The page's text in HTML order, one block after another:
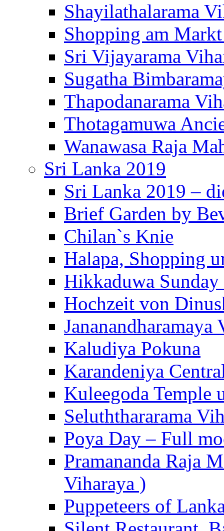
Shayilathalarama
Shopping am
Sri Vijayarama
Sugatha
Thapodanarama
Thotagamuwa
Wanawasa Raja
Sri Lanka 2019
Sri Lanka 2019 –
Brief Garden by
Chilan`s Knie
Halapa, Shopping
Hikkaduwa
Hochzeit von
Jananandharamaya
Kaludiya Pokuna
Karandeniya
Kuleegoda Temple
Seluththararama
Poya Day – Full
Pramananda Raja
Viharaya )
Puppeteers of